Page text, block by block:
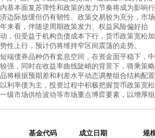
基本面复苏弹性和政策的发力节奏将成为影响行
边际放缓但仍有韧性、政策交易较为充分，市场
来看，伴随逆周期政策发力、权益风险偏好抬
，但受益于机构负债成本下行，货币政策宽松加
性上行，预计仍将维持窄区间震荡的走势。
端债券品种仍有套息空间，在资金面平稳下，中
强，同时在收益率曲线陡峭的背景下，骑乘策略
将根据预期差和利差水平动态调整组合结构配置
利率债为主，投资过程中积极把握货币政策宽松
级市场供给波动等市场重点博弈要素，以增厚组
基金代码 成立日期
规